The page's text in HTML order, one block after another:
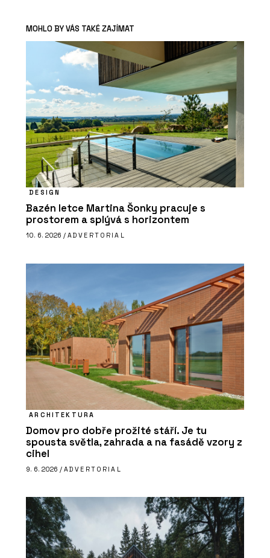
MOHLO BY VÁS TAKÉ ZAJÍMAT
DESIGN
Bazén letce Martina Šonky pracuje s
prostorem a splývá s horizontem
10. 6. 2026 / ADVERTORIAL
ARCHITEKTURA
Domov pro dobře prožité stáří. Je tu
spousta světla, zahrada a na fasádě vzory z
cihel
9. 6. 2026 / ADVERTORIAL